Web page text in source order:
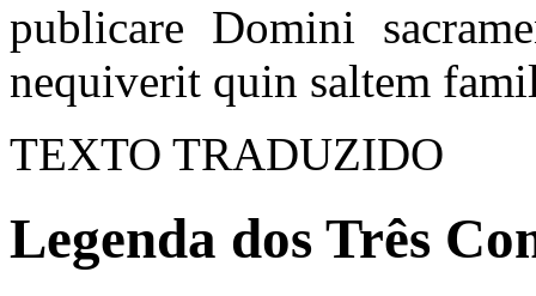
publicare Domini
nequiverit quin saltem
TEXTO TRADUZIDO
Legenda dos Três